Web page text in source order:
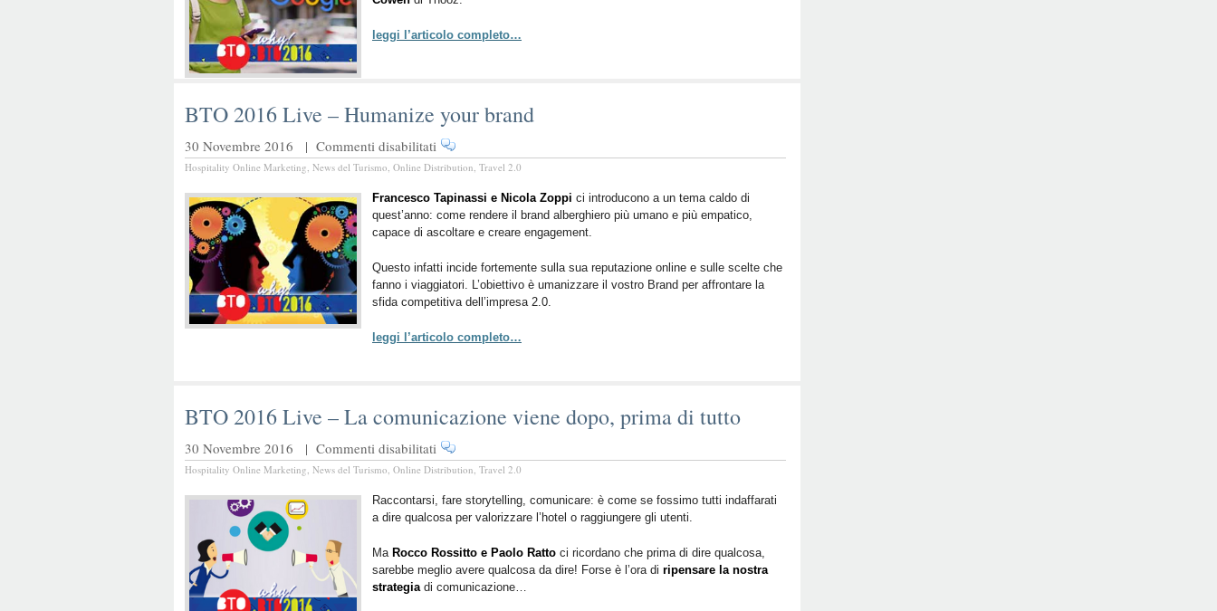
futuro
leggi l’articolo completo…
BTO 2016 Live – Humanize your brand
30 Novembre 2016 | Commenti disabilitati su
BTO
Live
–
Humanize
brand
Hospitality Online Marketing, News del Turismo, Online Distribution, Travel 2.0
Francesco Tapinassi e Nicola Zoppi ci introducono a un tema caldo di
quest’anno: come rendere il brand alberghiero più umano e più empatico,
capace di ascoltare e creare engagement.
Questo infatti incide fortemente sulla sua reputazione online e sulle scelte che
fanno i viaggiatori. L’obiettivo è umanizzare il vostro Brand per affrontare la
sfida competitiva dell’impresa 2.0.
leggi l’articolo completo…
BTO 2016 Live – La comunicazione viene dopo, prima di tutto
30 Novembre 2016 | Commenti disabilitati su
BTO
Live
–
comunicazione
viene
dopo,
Hospitality Online Marketing, News del Turismo, Online Distribution, Travel 2.0
Raccontarsi, fare storytelling, comunicare: è come se fossimo tutti indaffarati
a dire qualcosa per valorizzare l’hotel o raggiungere gli utenti.
Ma Rocco Rossitto e Paolo Ratto ci ricordano che prima di dire qualcosa,
sarebbe meglio avere qualcosa da dire! Forse è l’ora di ripensare la nostra
strategiadi comunicazione…